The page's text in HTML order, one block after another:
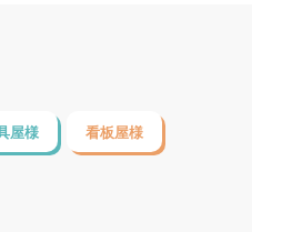
屋様 看板屋様